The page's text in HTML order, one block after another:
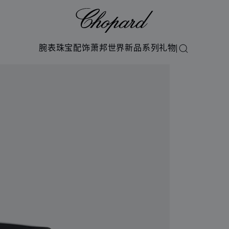
腕表珠宝配饰萧邦世界新品系列礼物搜索